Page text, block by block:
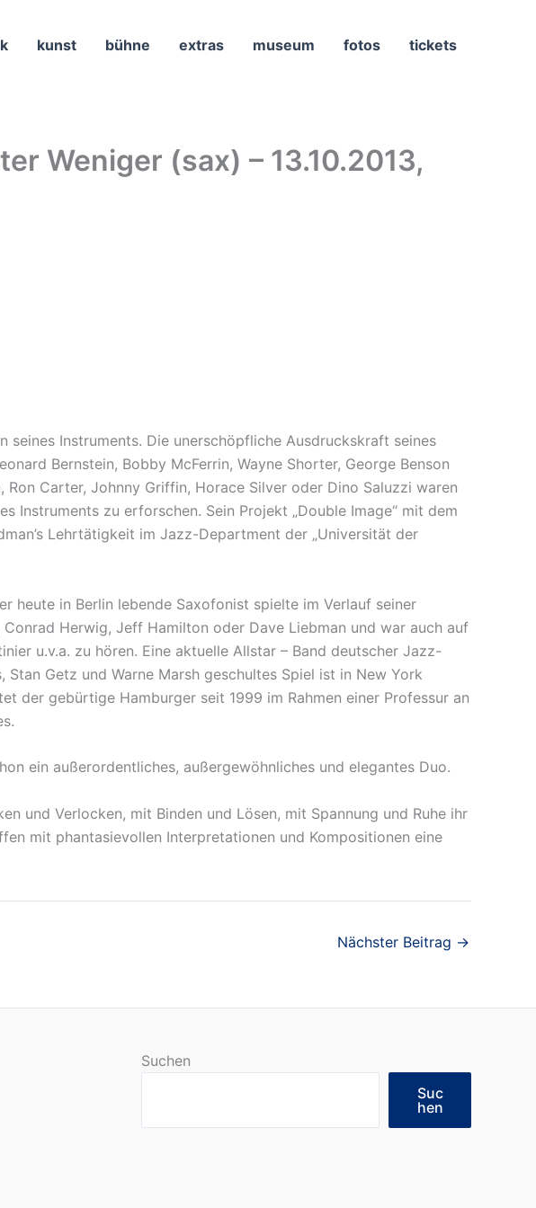
kunst bühne extras museum fotos tickets
Weniger (sax) – 13.10.2013,
Instruments. Die unerschöpfliche Ausdruckskraft seines
Bernstein, Bobby McFerrin, Wayne Shorter, George Benson
Carter, Johnny Griffin, Horace Silver oder Dino Saluzzi waren
Instruments zu erforschen. Sein Projekt „Double Image“ mit dem
Lehrtätigkeit im Jazz-Department der „Universität der
heute in Berlin lebende Saxofonist spielte im Verlauf seiner
Herwig, Jeff Hamilton oder Dave Liebman und war auch auf
u.v.a. zu hören. Eine aktuelle Allstar – Band deutscher Jazz-
Getz und Warne Marsh geschultes Spiel ist in New York
der gebürtige Hamburger seit 1999 im Rahmen einer Professur an
ein außerordentliches, außergewöhnliches und elegantes Duo.
und Verlocken, mit Binden und Lösen, mit Spannung und Ruhe ihr
mit phantasievollen Interpretationen und Kompositionen eine
Nächster Beitrag →
Suchen
Suc
hen